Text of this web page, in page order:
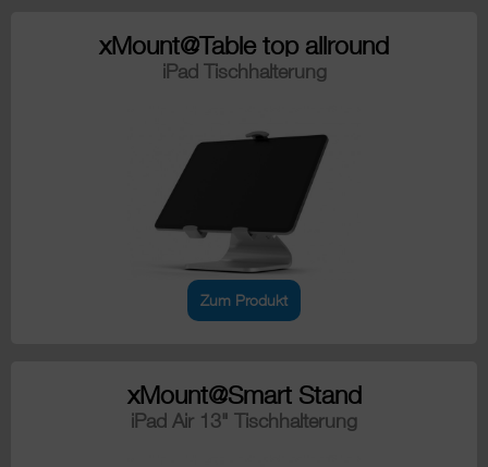
xMount@Table top allround
iPad Tischhalterung
Zum Produkt
xMount@Smart Stand
iPad Air 13" Tischhalterung